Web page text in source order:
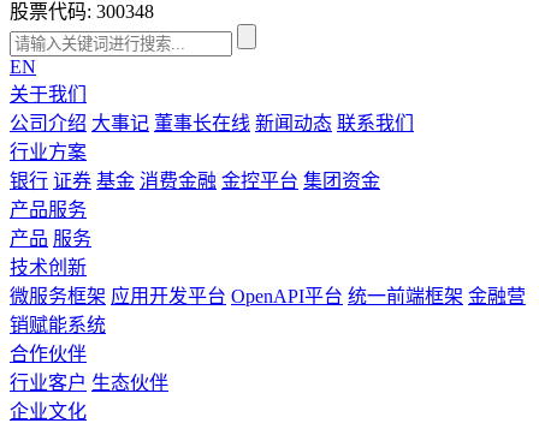
股票代码: 300348
EN
关于我们
公司介绍 大事记 董事长在线 新闻动态 联系我们
行业方案
银行 证券 基金 消费金融 金控平台 集团资金
产品服务
产品 服务
技术创新
微服务框架 应用开发平台 OpenAPI平台 统一前端框架 金融营
销赋能系统
合作伙伴
行业客户 生态伙伴
企业文化